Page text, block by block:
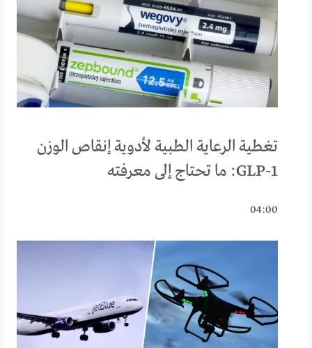
تغطية الرعاية الطبية لأدوية إنقاص الوزن
GLP-1: ما تحتاج إلى معرفته
04:00